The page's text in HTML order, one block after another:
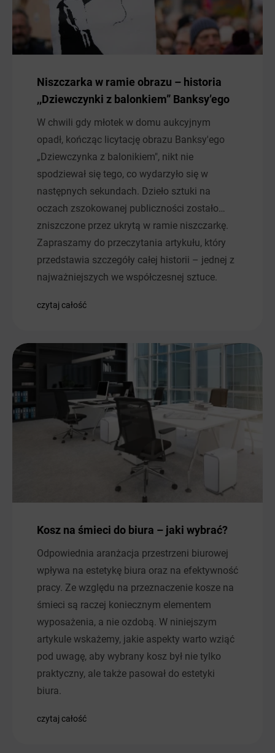
Niszczarka w ramie obrazu – historia
,,Dziewczynki z balonkiem” Banksy’ego
W chwili gdy młotek w domu aukcyjnym
opadł, kończąc licytację obrazu Banksy'ego
„Dziewczynka z balonikiem", nikt nie
spodziewał się tego, co wydarzyło się w
następnych sekundach. Dzieło sztuki na
oczach zszokowanej publiczności zostało…
zniszczone przez ukrytą w ramie niszczarkę.
Zapraszamy do przeczytania artykułu, który
przedstawia szczegóły całej historii – jednej z
najważniejszych we współczesnej sztuce.
czytaj całość
Kosz na śmieci do biura – jaki wybrać?
Odpowiednia aranżacja przestrzeni biurowej
wpływa na estetykę biura oraz na efektywność
pracy. Ze względu na przeznaczenie kosze na
śmieci są raczej koniecznym elementem
wyposażenia, a nie ozdobą. W niniejszym
artykule wskażemy, jakie aspekty warto wziąć
pod uwagę, aby wybrany kosz był nie tylko
praktyczny, ale także pasował do estetyki
biura.
czytaj całość